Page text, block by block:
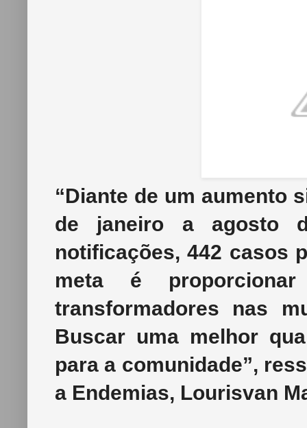
“Diante de um aumento
de janeiro a agosto
notificações, 442 casos
meta é
transformadores nas
Buscar uma melhor
para a comunidade”,
a Endemias, Lourisvan